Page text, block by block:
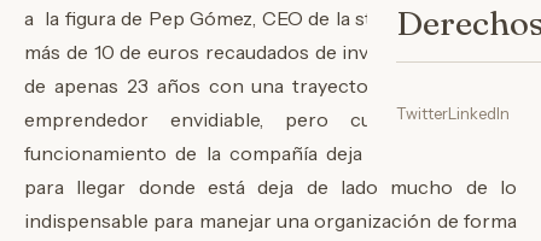
TwitterLinkedIn
a la figura de Pep Gómez, CEO de la startup Fever con
más de 10 de euros recaudados de inversión. Un joven
de apenas 23 años con una trayectoria en el campo
emprendedor envidiable, pero cuyo relato del
funcionamiento de la compañía deja a las claras que
para llegar donde está deja de lado mucho de lo
indispensable para manejar una organización de forma